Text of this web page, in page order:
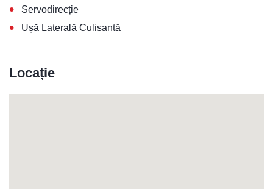
• Servodirecție
• Ușă Laterală Culisantă
Locație